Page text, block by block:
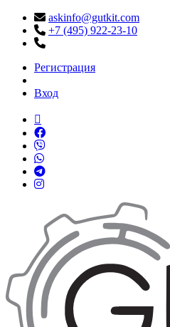
askinfo@gutkit.com
+7 (495) 922-23-10
Регистрация
Вход